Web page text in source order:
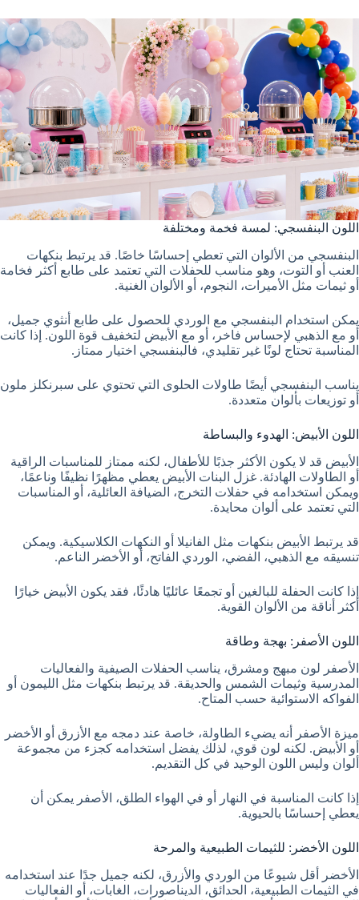
اللون البنفسجي: لمسة فخمة ومختلفة
البنفسجي من الألوان التي تعطي إحساسًا خاصًا. قد يرتبط بنكهات
العنب أو التوت، وهو مناسب للحفلات التي تعتمد على طابع أكثر فخامة
أو ثيمات مثل الأميرات، النجوم، أو الألوان الغنية.
يمكن استخدام البنفسجي مع الوردي للحصول على طابع أنثوي جميل،
أو مع الذهبي لإحساس فاخر، أو مع الأبيض لتخفيف قوة اللون. إذا كانت
المناسبة تحتاج لونًا غير تقليدي، فالبنفسجي اختيار ممتاز.
يناسب البنفسجي أيضًا طاولات الحلوى التي تحتوي على سبرنكلز ملون
أو توزيعات بألوان متعددة.
اللون الأبيض: الهدوء والبساطة
الأبيض قد لا يكون الأكثر جذبًا للأطفال، لكنه ممتاز للمناسبات الراقية
أو الطاولات الهادئة. غزل البنات الأبيض يعطي مظهرًا نظيفًا وناعمًا،
ويمكن استخدامه في حفلات التخرج، الضيافة العائلية، أو المناسبات
التي تعتمد على ألوان محايدة.
قد يرتبط الأبيض بنكهات مثل الفانيلا أو النكهات الكلاسيكية. ويمكن
تنسيقه مع الذهبي، الفضي، الوردي الفاتح، أو الأخضر الناعم.
إذا كانت الحفلة للبالغين أو تجمعًا عائليًا هادئًا، فقد يكون الأبيض خيارًا
أكثر أناقة من الألوان القوية.
اللون الأصفر: بهجة وطاقة
الأصفر لون مبهج ومشرق، يناسب الحفلات الصيفية والفعاليات
المدرسية وثيمات الشمس والحديقة. قد يرتبط بنكهات مثل الليمون أو
الفواكه الاستوائية حسب المتاح.
ميزة الأصفر أنه يضيء الطاولة، خاصة عند دمجه مع الأزرق أو الأخضر
أو الأبيض. لكنه لون قوي، لذلك يفضل استخدامه كجزء من مجموعة
ألوان وليس اللون الوحيد في كل التقديم.
إذا كانت المناسبة في النهار أو في الهواء الطلق، الأصفر يمكن أن
يعطي إحساسًا بالحيوية.
اللون الأخضر: للثيمات الطبيعية والمرحة
الأخضر أقل شيوعًا من الوردي والأزرق، لكنه جميل جدًا عند استخدامه
في الثيمات الطبيعية، الحدائق، الديناصورات، الغابات، أو الفعاليات